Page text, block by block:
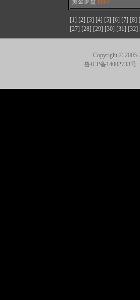
黄金罗盘 more
[1] [2] [3] [4] [5] [6] [7] [8]
[27] [28] [29] [30] [31] [32]
Copyright © 2005-
鲁ICP备14002733号